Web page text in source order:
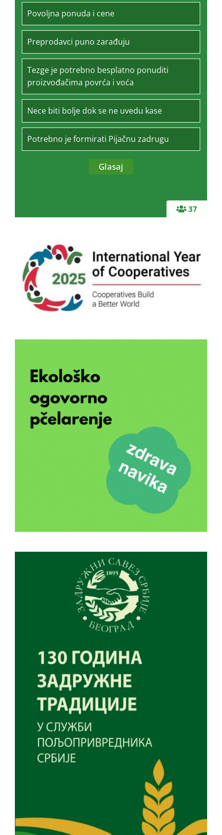
37
Povoljna ponuda i cene
Preprodavci puno zarađuju
Tezge je potrebno besplatno ponuditi
proizvođačima povrća i voća
Nece biti bolje dok se ne uvedu kase
Potrebno je formirati Pijačnu zadrugu